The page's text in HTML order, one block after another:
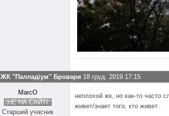
ЖК "Палладіум" Бровари 18 груд. 2019 17:15
MarcO
НЕ НА САЙТІ
Старший учасник
неплохой жк, но как-то часто
живет/знает того, кто живет.